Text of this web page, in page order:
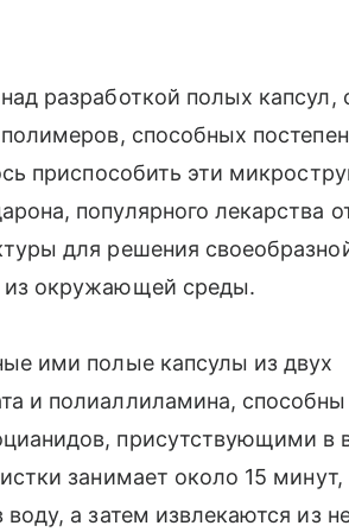
разработкой полых капсул,
способных
приспособить эти
популярного лекарства
для решения
из окружающей среды.
ими полые капсулы из двух
и полиаллиламина, способны
присутствующими в
занимает около 15 минут,
а затем извлекаются из